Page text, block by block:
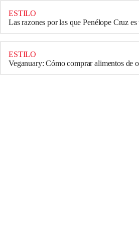
ESTILO
Las razones por las que Penélope Cruz es
ESTILO
Veganuary: Cómo comprar alimentos de